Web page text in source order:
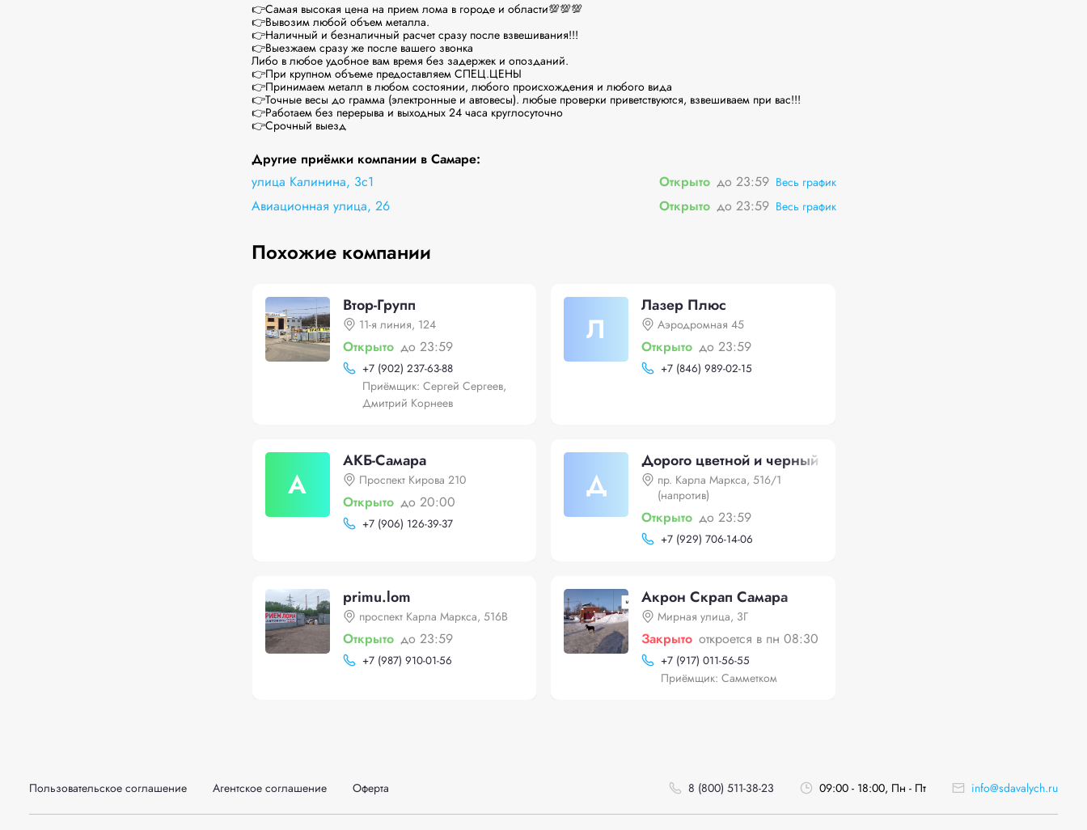
👉Самая высокая цена на прием лома в городе и области💯💯💯
👉Вывозим любой объем металла.
👉Наличный и безналичный расчет сразу после взвешивания!!!
👉Выезжаем сразу же после вашего звонка
Либо в любое удобное вам время без задержек и опозданий.
👉При крупном объеме предоставляем СПЕЦ.ЦЕНЫ
👉Принимаем металл в любом состоянии, любого происхождения и любого вида
👉Точные весы до грамма (электронные и автовесы). любые проверки приветствуются, взвешиваем при вас!!!
👉Работаем без перерыва и выходных 24 часа круглосуточно
👉Срочный выезд
Другие приёмки компании в Самаре:
улица Калинина, 3с1
Открыто до 23:59 Весь график
Авиационная улица, 26 Открыто до 23:59 Весь график
Похожие компании
Втор-Групп
11-я линия, 124
Открыто до 23:59
+7 (902) 237-63-88
Приёмщик: Сергей Сергеев,
Дмитрий Корнеев
Л
Лазер Плюс
Аэродромная 45
Открыто до 23:59
+7 (846) 989-02-15
А
АКБ-Самара
Проспект Кирова 210
Открыто до 20:00
+7 (906) 126-39-37
Д
Дорого цветной и черный лом
пр. Карла Маркса, 516/1
(напротив)
Открыто до 23:59
+7 (929) 706-14-06
primu.lom
проспект Карла Маркса, 516В
Открыто до 23:59
+7 (987) 910-01-56
Акрон Скрап Самара
Мирная улица, 3Г
Закрыто откроется в пн 08:30
+7 (917) 011-56-55
Приёмщик: Самметком
Пользовательское соглашение Агентское соглашение Оферта 8 (800) 511-38-23 09:00 - 18:00, Пн - Пт info@sdavalych.ru